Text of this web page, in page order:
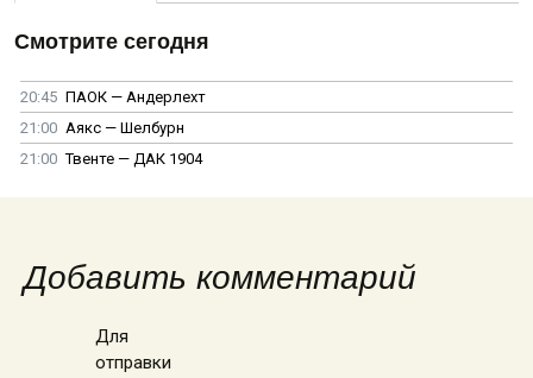
Смотрите сегодня
20:45 ПАОК — Андерлехт
21:00 Аякс — Шелбурн
21:00 Твенте — ДАК 1904
Добавить комментарий
Для
отправки